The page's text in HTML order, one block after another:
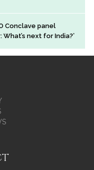
Conclave panel
next for India?’